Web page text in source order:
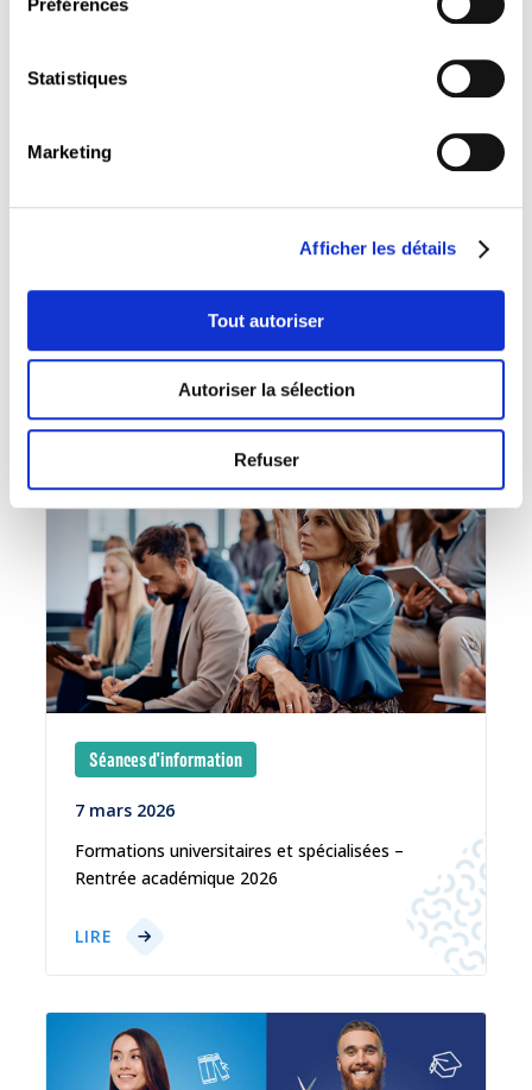
Statistiques
Marketing
Afficher les détails
Tout autoriser
Autoriser la sélection
Refuser
Congés et aides financières pour la formation
continue
Séances d'information
7 mars 2026
Formations universitaires et spécialisées –
Rentrée académique 2026
LIRE